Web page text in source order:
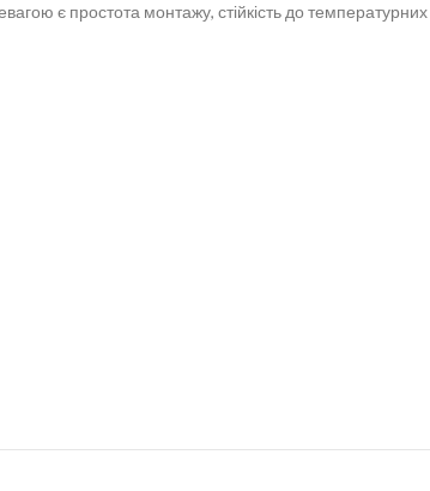
є простота монтажу, стійкість до температурних